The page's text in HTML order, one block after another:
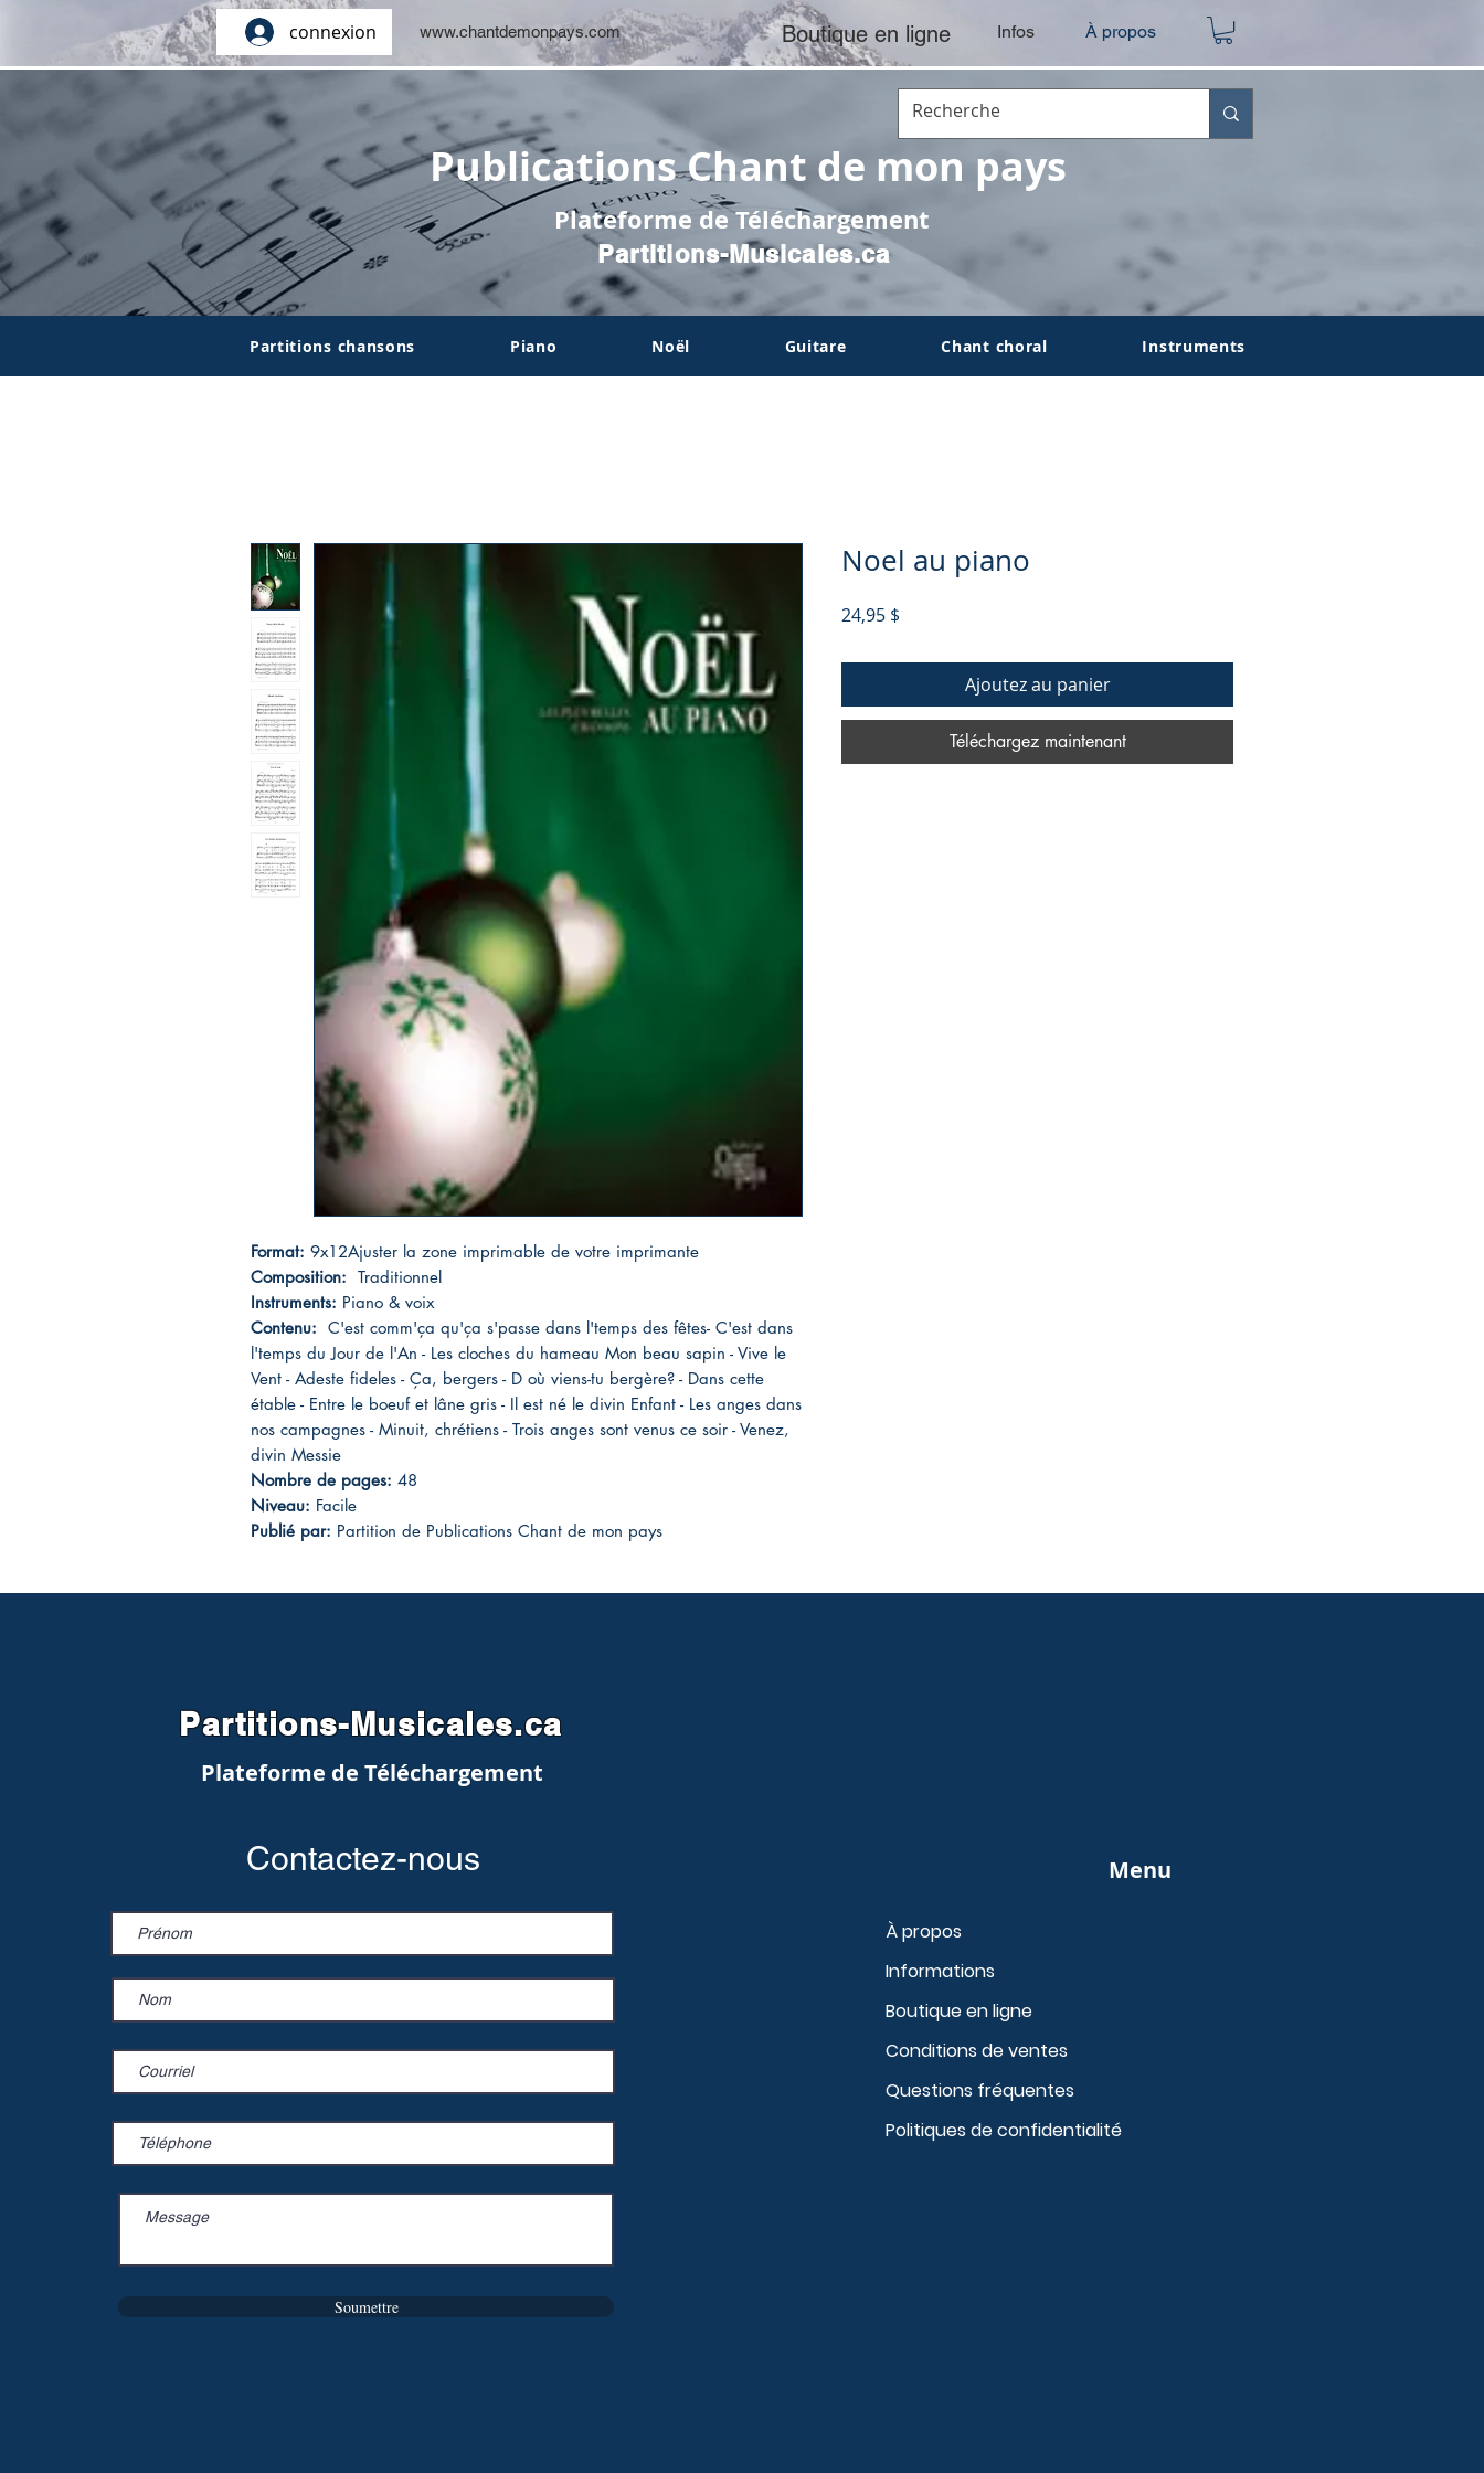
connexion www.chantdemonpays.com Boutique en ligne À propos
Infos
Publications Chant de mon pays
Plateforme de Téléchargement
Partitions-Musicales.ca
Partitions chansons Piano Noël Guitare Chant choral Instruments
Format: 9x12Ajuster la zone imprimable de votre imprimante
Composition: Traditionnel
Instruments: Piano & voix
Contenu: C'est comm'ça qu'ça s'passe dans l'temps des fêtes- C'est dans
l'temps du Jour de l'An - Les cloches du hameau Mon beau sapin - Vive le
Vent - Adeste fideles - Ça, bergers - D où viens-tu bergère? - Dans cette
étable - Entre le boeuf et lâne gris - Il est né le divin Enfant - Les anges dans
nos campagnes - Minuit, chrétiens - Trois anges sont venus ce soir - Venez,
divin Messie
Nombre de pages: 48
Niveau: Facile
Publié par: Partition de Publications Chant de mon pays
Noel au piano
24,95 $
Ajoutez au panier
Téléchargez maintenant
Partitions-Musicales.ca
Plateforme de Téléchargement
Contactez-nous
Soumettre
Menu
À propos
Informations
Boutique en ligne
Conditions de ventes
Questions fréquentes
Politiques de confidentialité